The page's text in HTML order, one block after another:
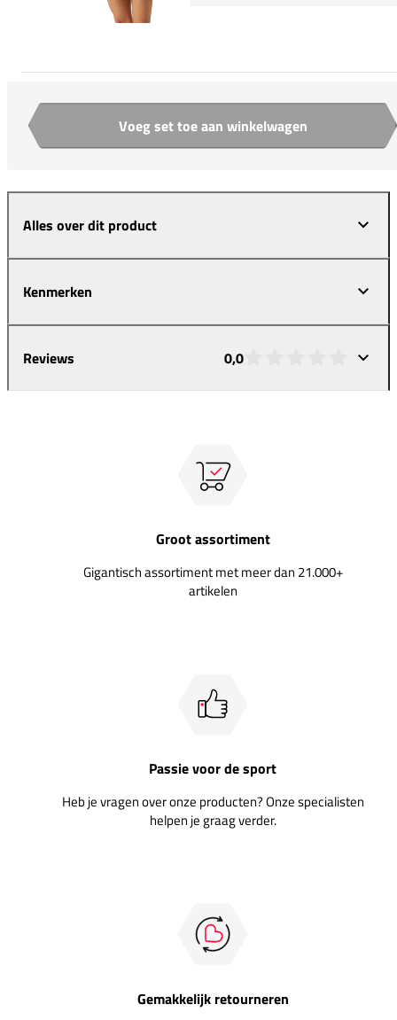
Aantal Voeg set toe aan winkelwagen
Alles over dit product
Kenmerken
Reviews 0,0
Groot assortiment
Gigantisch assortiment met meer dan 21.000+
artikelen
Passie voor de sport
Heb je vragen over onze producten? Onze specialisten
helpen je graag verder.
Gemakkelijk retourneren